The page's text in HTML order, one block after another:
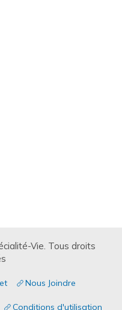
Vie. Tous droits
Nous Joindre
Conditions d'utilisation